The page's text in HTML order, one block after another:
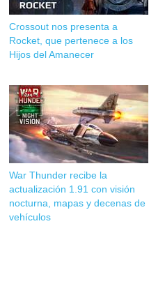
Crossout nos presenta a
Rocket, que pertenece a los
Hijos del Amanecer
War Thunder recibe la
actualización 1.91 con visión
nocturna, mapas y decenas de
vehículos